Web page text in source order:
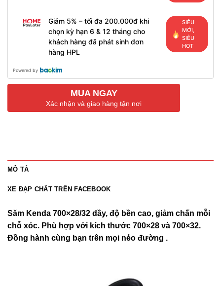
Giảm 5% – tối đa 200.000đ khi
chọn kỳ hạn 6 & 12 tháng cho
khách hàng đã phát sinh đơn
hàng HPL
SIÊU
MỚI,
SIÊU
HOT
Powered by
MUA NGAY
Xác nhận và giao hàng tận nơi
MÔ TẢ
XE ĐẠP CHẤT TRÊN FACEBOOK
Săm Kenda 700×28/32 dầy, độ bền cao, giảm chấn mỗi
chỗ xóc. Phù hợp với kích thước 700×28 và 700×32.
Đồng hành cùng bạn trên mọi nẻo đường .